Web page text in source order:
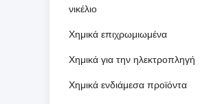
νικέλιο
Χημικά επιχρωμιωμένα
Χημικά για την ηλεκτροπληγή
Χημικά ενδιάμεσα προϊόντα